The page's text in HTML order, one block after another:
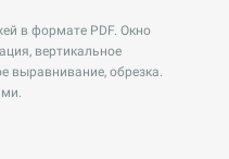
в формате PDF. Окно
вертикальное
выравнивание, обрезка.